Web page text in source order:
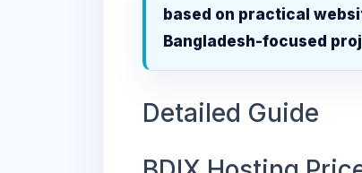
based on practical
Bangladesh-focused
Detailed Guide